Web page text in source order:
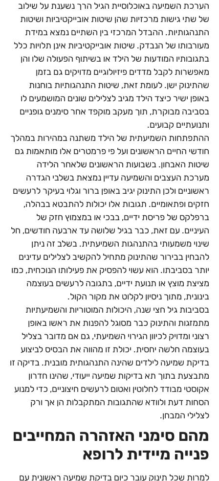
הערכת השמיעה באוכלוסיית הגיל הרך נשענת על שילוב
של שתי גישות מרכזיות שהן שיטות אובייקטיביות ושיטות
התנהגותיות. ההבדל המרכזי בין השתיים נמצא במידת
מעורבותו של הנבדק. שיטות אובייקטיביות אינן תלויות כלל
בתגובותיו המודעות של הילד או בשיתוף הפעולה שלו והן
מאפשרות לקבל מדדים פיזיולוגיים מדויקים גם בזמן
שהתינוק ישן. לעומת זאת, שיטות התנהגותיות בוחנות
באופן ישיר כיצד הילד מגיב לצלילים שונים המושמעים לו
בסביבה מבוקרת, תוך מעקב מוקפד אחר סימנים גופניים
ותנועתיים קבועים.
ההתפתחות השמיעתית של הילד משתנה במהירות במהלך
חודשי החיים הראשונים ועל פי פרמטרים אלו מותאמות גם
שיטות האבחון. בשבועות הראשונים שלאחר הלידה
מערכת העצבים והשמיעה עדיין נמצאת בשלבי הגדרה
ראשוניים ולכן התינוק יגיב באופן ברור וגלוי בעיקר לרעשים
חזקים ופתאומיים. תגובות אלו יכולות להתבטא בבהלה,
ברפלקס של פריסת ידיים, בבכי או במצמוץ חזק של
העיניים. עם זאת, כבר בגיל שלושה עד ארבעה חודשים, חל
שינוי משמעותי בהתנהגות השמיעתית. בשלב זה ניתן
להבחין בבירור שהתינוק מתחיל להקשיב לצלילים עדינים
יותר בסביבתו. הוא עשוי להפסיק את פעילותו הנוכחית, כמו
מציצת מוצץ או תנועת ידיים, בתגובה לרעשים בעוצמה
בינונית, מתוך ניסיון לקלוט את מקור הקול.
בסביבות גיל חצי שנה, היכולות המוטוריות והשמיעתיות
מתמזגות והתינוק כבר מסוגל להפנות את ראשו באופן
רצוני ומדויק לכיוון הגירוי השמיעתי, גם אם מדובר בצליל
בעוצמה חלשה יחסית. יכולת זו מהווה את הבסיס לביצוע
בדיקת שמיעה לילדים שהינה התנהגותית מובנית. בדיקה זו
מתבצעת בתוך תא בדיקות שמיעה ייעודי, שהינו חדרון
אקוסטי מבודד לחלוטין ואטום לרעשים חיצוניים, כדי למנוע
הסחות דעת ולוודא שהתגובות המתקבלות הן אך ורק
לצלילי המבחן.
מהם סימני האזהרה המחייבים
פנייה מיידית לרופא
למרות שכל תינוק עובר כיום בדיקת שמיעה ראשונית עם